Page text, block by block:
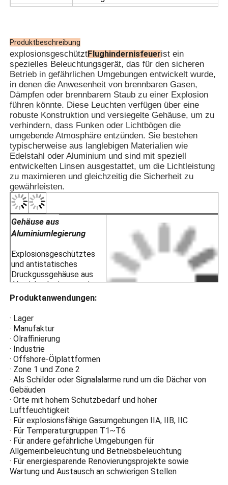
APPL
· Offshore-Bohrinseln
· LNG-Stationen
· Kohlebergwerke und
· Gefahrstofflager
· Zone 1 und Zone 2
· Für Temperaturgruppen T1~T6
· Für explosionsfähige
Produktbeschreibung
explosionsgeschütztFlughindernisfeuerist ein
spezielles Beleuchtungsgerät, das für den sicheren
Betrieb in gefährlichen Umgebungen entwickelt wurde,
in denen die Anwesenheit von brennbaren Gasen,
Dämpfen oder brennbarem Staub zu einer Explosion
führen könnte. Diese Leuchten verfügen über eine
robuste Konstruktion und versiegelte Gehäuse, um zu
verhindern, dass Funken oder Lichtbögen die
umgebende Atmosphäre entzünden. Sie bestehen
typischerweise aus langlebigen Materialien wie
Edelstahl oder Aluminium und sind mit speziell
entwickelten Linsen ausgestattet, um die Lichtleistung
zu maximieren und gleichzeitig die Sicherheit zu
gewährleisten.
Gehäuse aus
Aluminiumlegierung
Explosionsgeschütztes
und antistatisches
Druckgussgehäuse aus
Aluminiumlegierung mit
elektrostatisch
Kunststoffoberfläche für
Korrosionsbeständigkeit,
Antistatik und
Schlagfestigkeit.
Der explosionsgeschützte
gehärtetem Glas verhindert,
Beleuchtung mit brennbaren
Gasen in Kontakt kommen und
Explosionen verursachen.
Energiesparendes
Design
Produktanwendungen:
· Lager
· Manufaktur
· Ölraffinierung
· Industrie
· Offshore-Ölplattformen
· Zone 1 und Zone 2
· Als Schilder oder Signalalarme rund um die Dächer von
Gebäuden
· Orte mit hohem Schutzbedarf und hoher
Luftfeuchtigkeit
· Für explosionsfähige Gasumgebungen IIA, IIB, IIC
· Für Temperaturgruppen T1~T6
· Für andere gefährliche Umgebungen für
Allgemeinbeleuchtung und Betriebsbeleuchtung
· Für energiesparende Renovierungsprojekte sowie
Wartung und Austausch an schwierigen Stellen